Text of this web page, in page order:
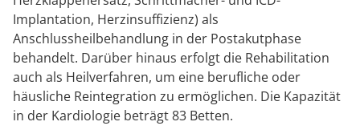
Implantation, Herzinsuffizienz) als
Anschlussheilbehandlung in der Postakutphase
behandelt. Darüber hinaus erfolgt die Rehabilitation
auch als Heilverfahren, um eine berufliche oder
häusliche Reintegration zu ermöglichen. Die Kapazität
in der Kardiologie beträgt 83 Betten.